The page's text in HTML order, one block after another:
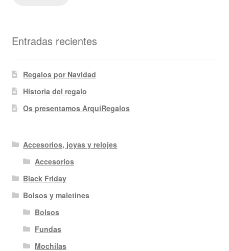
Entradas recientes
Regalos por Navidad
Historia del regalo
Os presentamos ArquiRegalos
Accesorios, joyas y relojes
Accesorios
Black Friday
Bolsos y maletines
Bolsos
Fundas
Mochilas